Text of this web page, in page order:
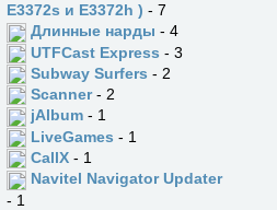
E3372s и E3372h ) - 7
Длинные нарды - 4
UTFCast Express - 3
Subway Surfers - 2
Scanner- 2
jAlbum - 1
LiveGames - 1
CallX - 1
Navitel Navigator Updater
- 1